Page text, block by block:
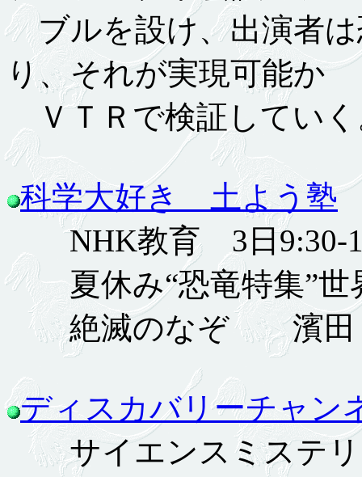
ブルを設け、出演者は
り、それが実現可能か
ＶＴＲで検証していく
科学大好き 土よう塾
NHK教育 3日9:30-
夏休み“恐竜特集”世
絶滅のなぞ 濱
ディスカバリーチャン
サイエンスミステリ